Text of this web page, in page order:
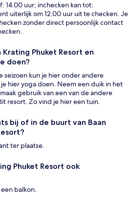
14.00 uur; inchecken kan tot:
uiterlijk om 12.00 uur uit te checken. Je
zonder direct persoonlijk contact
Krating Phuket Resort en
doen?
seizoen kun je hier onder andere
hier yoga doen. Neem een duik in het
gebruik van een van de andere
resort. Zo vind je hier een tuin.
bij of in de buurt van Baan
ter plaatse.
Phuket Resort ook
balkon.